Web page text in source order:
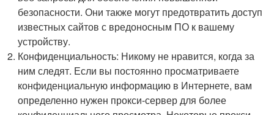
безопасности. Они также могут предотвратить доступ
известных сайтов с вредоносным ПО к вашему
устройству.
Конфиденциальность: Никому не нравится, когда за
ним следят. Если вы постоянно просматриваете
конфиденциальную информацию в Интернете, вам
определенно нужен прокси-сервер для более